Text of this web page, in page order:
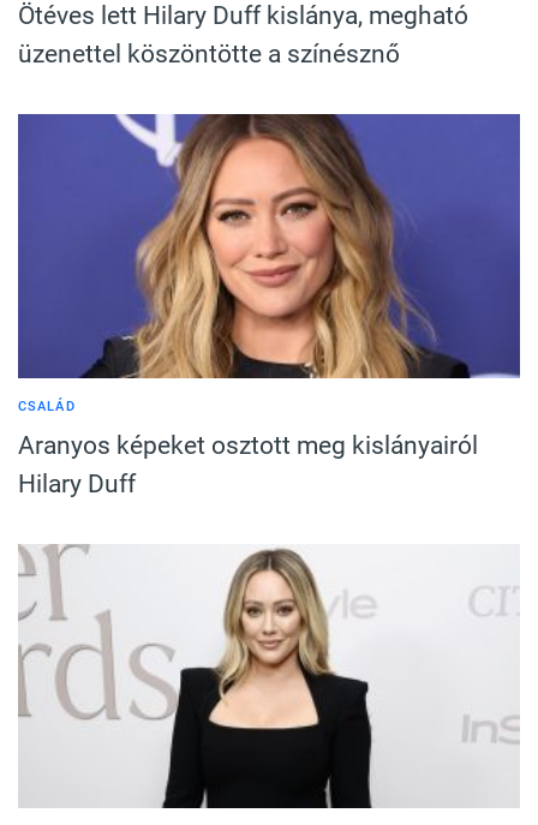
Ötéves lett Hilary Duff kislánya, megható
üzenettel köszöntötte a színésznő
CSALÁD
Aranyos képeket osztott meg kislányairól
Hilary Duff